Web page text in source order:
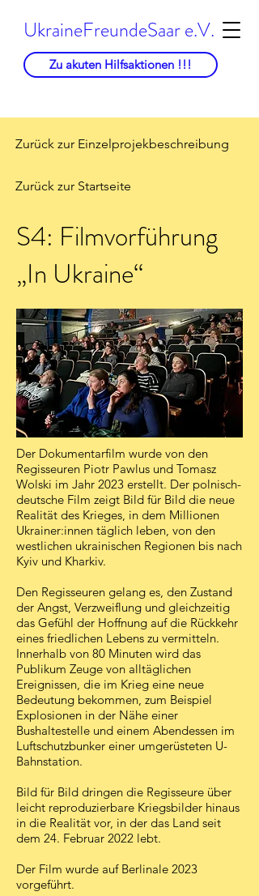
UkraineFreundeSaar e.V.
Zu akuten Hilfsaktionen !!!
Zurück zur Einzelprojekbeschreibung
Zurück zur Startseite
S4: Filmvorführung
„In Ukraine“
Der Dokumentarfilm wurde von den
Regisseuren Piotr Pawlus und Tomasz
Wolski im Jahr 2023 erstellt. Der polnisch-
deutsche Film zeigt Bild für Bild die neue
Realität des Krieges, in dem Millionen
Ukrainer:innen täglich leben, von den
westlichen ukrainischen Regionen bis nach
Kyiv und Kharkiv.
Den Regisseuren gelang es, den Zustand
der Angst, Verzweiflung und gleichzeitig
das Gefühl der Hoffnung auf die Rückkehr
eines friedlichen Lebens zu vermitteln.
Innerhalb von 80 Minuten wird das
Publikum Zeuge von alltäglichen
Ereignissen, die im Krieg eine neue
Bedeutung bekommen, zum Beispiel
Explosionen in der Nähe einer
Bushaltestelle und einem Abendessen im
Luftschutzbunker einer umgerüsteten U-
Bahnstation.
Bild für Bild dringen die Regisseure über
leicht reproduzierbare Kriegsbilder hinaus
in die Realität vor, in der das Land seit
dem 24. Februar 2022 lebt.
Der Film wurde auf Berlinale 2023
vorgeführt.